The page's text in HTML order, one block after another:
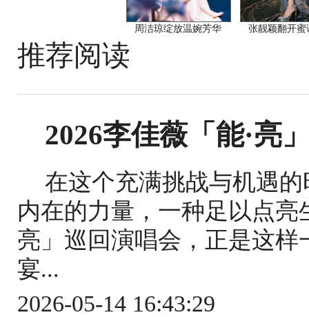
周洁琼绽放温婉芳华 张靓颖翻开蜜
推荐阅读
2026李佳薇「能·亮
在这个充满挑战与机遇
内在的力量，一种足以点亮
亮」巡回演唱会，正是这
宴...
2026-05-14 16:43:29